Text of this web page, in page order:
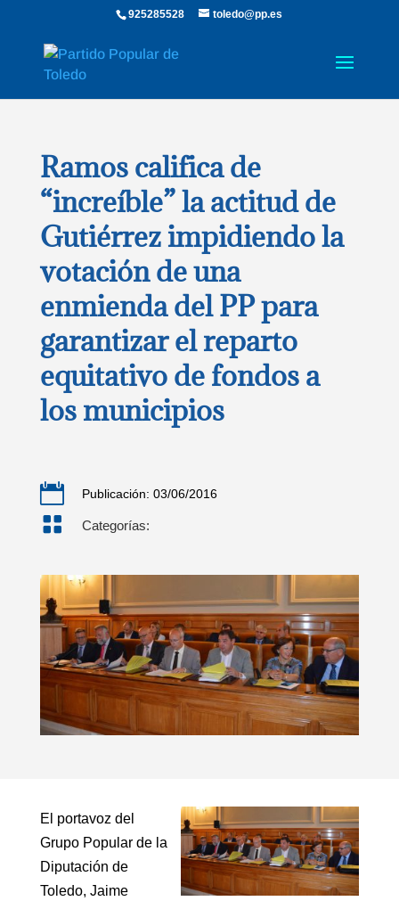
925285528 toledo@pp.es
Ramos califica de
“increíble” la actitud de
Gutiérrez impidiendo la
votación de una
enmienda del PP para
garantizar el reparto
equitativo de fondos a
los municipios
 Publicación: 03/06/2016
 Categorías:
El portavoz del
Grupo Popular de la
Diputación de
Toledo, Jaime